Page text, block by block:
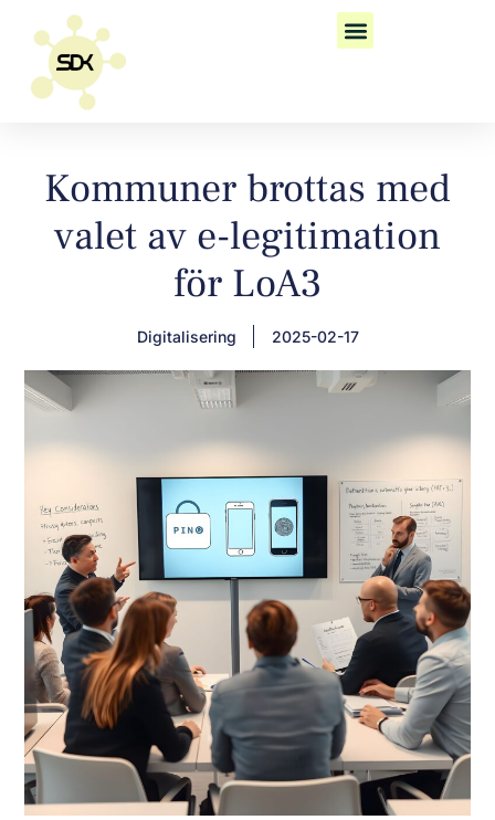
Kommuner brottas med
valet av e-legitimation
för LoA3
Digitalisering 2025-02-17